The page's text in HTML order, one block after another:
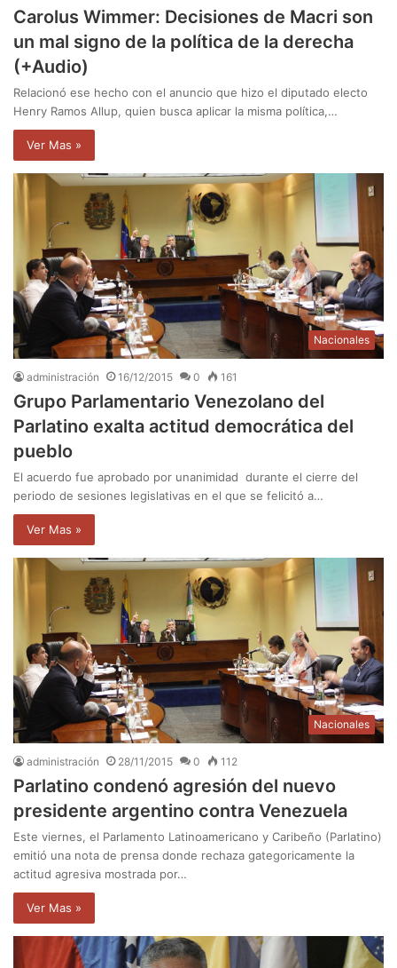
Carolus Wimmer: Decisiones de Macri son
un mal signo de la política de la derecha
(+Audio)
Relacionó ese hecho con el anuncio que hizo el diputado electo
Henry Ramos Allup, quien busca aplicar la misma política,…
Ver Mas »
Nacionales
administración 16/12/2015 0 161
Grupo Parlamentario Venezolano del
Parlatino exalta actitud democrática del
pueblo
El acuerdo fue aprobado por unanimidad durante el cierre del
periodo de sesiones legislativas en el que se felicitó a…
Ver Mas »
Nacionales
administración 28/11/2015 0 112
Parlatino condenó agresión del nuevo
presidente argentino contra Venezuela
Este viernes, el Parlamento Latinoamericano y Caribeño (Parlatino)
emitió una nota de prensa donde rechaza gategoricamente la
actitud agresiva mostrada por…
Ver Mas »